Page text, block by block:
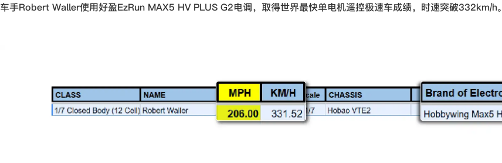
车手Robert Waller使用好盈EzRun MAX5 HV PLUS G2电调，取得世界最快单电机遥控极速车成绩，时速突破332km/h。